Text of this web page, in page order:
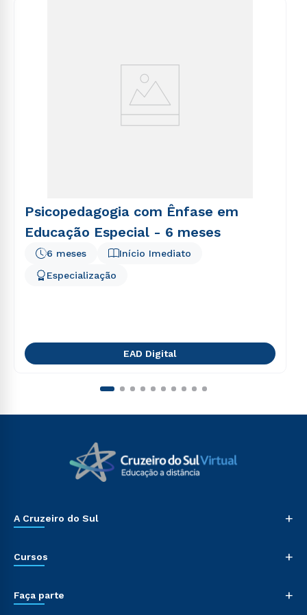
Psicopedagogia com Ênfase em
Educação Especial - 6 meses
Início Imediato
6 meses
Especialização
EAD Digital
A Cruzeiro do Sul +
Cursos +
Faça parte +